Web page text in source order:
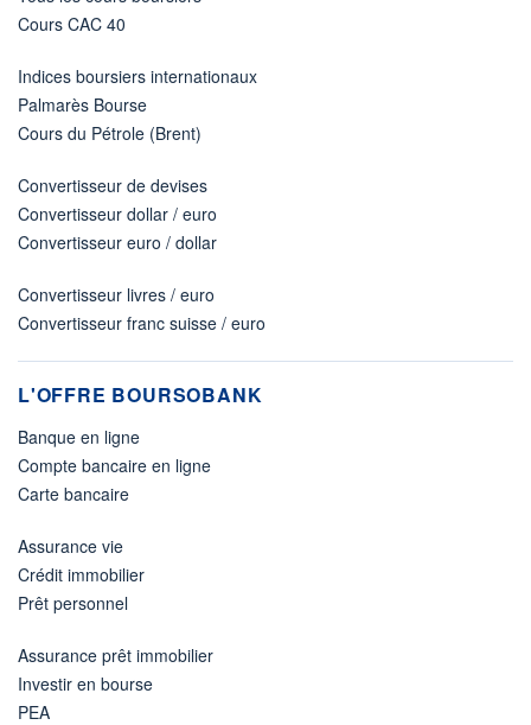
Cours CAC 40
Indices boursiers internationaux
Palmarès Bourse
Cours du Pétrole (Brent)
Convertisseur de devises
Convertisseur dollar / euro
Convertisseur euro / dollar
Convertisseur livres / euro
Convertisseur franc suisse / euro
L'OFFRE BOURSOBANK
Banque en ligne
Compte bancaire en ligne
Carte bancaire
Assurance vie
Crédit immobilier
Prêt personnel
Assurance prêt immobilier
Investir en bourse
PEA